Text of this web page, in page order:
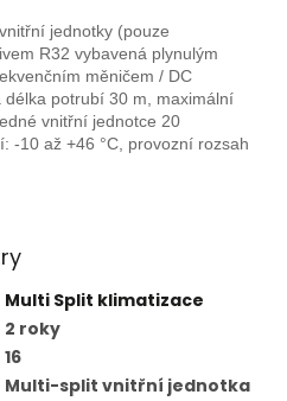
jednotky (pouze
R32 vybavená plynulým
měničem / DC
potrubí 30 m, maximální
vnitřní jednotce 20
-10 až +46 °C, provozní rozsah
Multi Split klimatizace
2 roky
16
Multi-split vnitřní jednotka